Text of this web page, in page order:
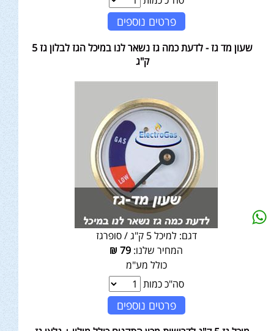
פרטים נוספים
שעון מד גז - לדעת כמה גז נשאר לנו במיכל הגז לבלון גז 5
ק"ג
דגם: למיכל 5 ק"ג / סופרגז
המחיר שלנו: 79
₪
כולל מע"מ
סה"כ כמות
פרטים נוספים